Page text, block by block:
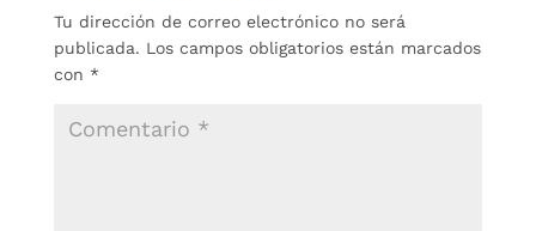
Tu dirección de correo electrónico no será
publicada. Los campos obligatorios están marcados
con *